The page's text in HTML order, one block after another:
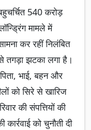
540 करोड़
मामले में
कर रहीं निलंबित
तगड़ा झटका लगा है।
भाई, बहन और
को सिरे से खारिज
की संपत्तियों की
को चुनौती दी